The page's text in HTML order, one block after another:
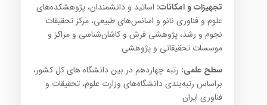
تجهیزات و امکانات: اساتید و دانشمندان، پژوهشکده‌های
علوم و فناوری نانو و اسانس‌های طبیعی، مرکز تحقیقات
نجوم و رشد، پژوهشی فرش و کاشان‌شناسی و مراکز و
موسسات تحقیقاتی و پژوهشی
سطح علمی: رتبه چهاردهم در بین دانشگاه های کل کشور،
براساس رتبه‌بندی دانشگاه‌های وزارت علوم، تحقیقات و
فناوری ایران